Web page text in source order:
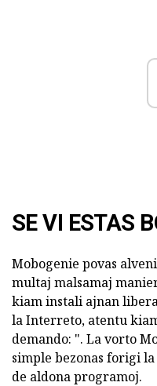
SE VI ESTAS
Mobogenie povas
multaj malsamaj
kiam instali ajnan
la Interreto, atentu
demando: ". La vorto
simple bezonas forigi
de aldona programoj.